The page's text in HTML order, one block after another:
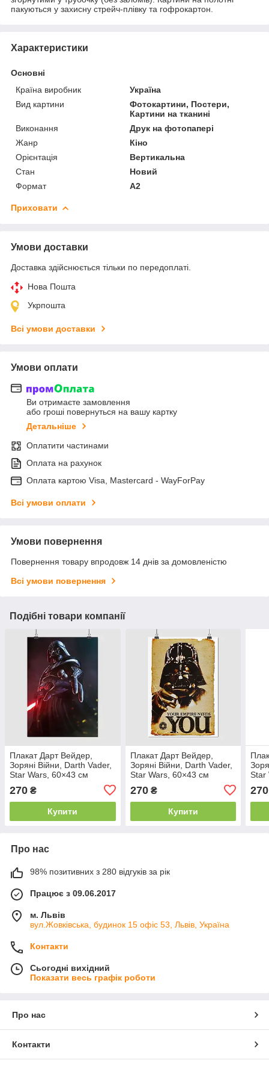
пакуються у захисну стрейч-плівку та гофрокартон.
Характеристики
Основні
Країна виробник
Україна
Вид картини
Фотокартини, Постери,
Картини на тканині
Виконання
Друк на фотопапері
Жанр
Кіно
Орієнтація
Вертикальна
Стан
Новий
Формат
A2
Приховати
Умови доставки
Доставка здійснюється тільки по передоплаті.
Нова Пошта
Укрпошта
Всі умови доставки
Умови оплати
Ви отримаєте замовлення
або гроші повернуться на вашу картку
Детальніше
Оплатити частинами
Оплата на рахунок
Оплата картою Visa, Mastercard - WayForPay
Всі умови оплати
Умови повернення
Повернення товару впродовж 14 днів за домовленістю
Всі умови повернення
Подібні товари компанії
Плакат Дарт Вейдер,
Зоряні Війни, Darth Vader,
Star Wars, 60×43 см
270 ₴
Купити
Плакат Дарт Вейдер,
Зоряні Війни, Darth Vader,
Star Wars, 60×43 см
270₴
Купити
Star
270
Про нас
98% позитивних з 280 відгуків за рік
Працює з 09.06.2017
м. Львів
вул.Жовківська, будинок 15 офіс 53, Львів, Україна
Контакти
Сьогодні вихідний
Показати весь графік роботи
Про нас
Контакти